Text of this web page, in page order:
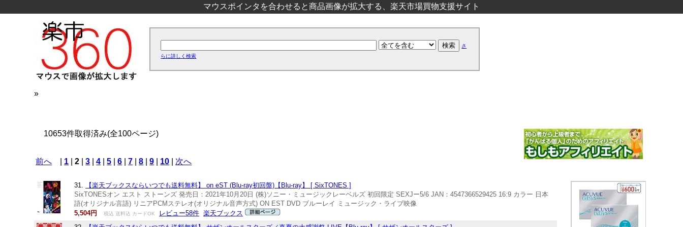
マウスポインタを合わせると商品画像が拡大する、楽天市場買物支援サイト
さ
らに詳しく検索
»
10653件取得済み(全100ページ)
前へ 1 |2 |3 |4 |5 |6 |7 |8 |9 10 次へ
31.
【楽天ブックスならいつでも送料無料】 on eST (Blu-ray初回盤)【Blu-ray】 [ SixTONES ]
SixTONESオン エスト ストーンズ 発売日：2021年10月20日 (株)ソニー・ミュージックレーベルズ 初回限定 SEXJー5/6 JAN：4547366529425 16:9 カラー 日本
語(オリジナル言語) リニアPCMステレオ(オリジナル音声方式) ON EST DVD ブルーレイ ミュージック・ライブ映像
5,504円
税込 送料込 カードOK レビュー58件 楽天ブックス